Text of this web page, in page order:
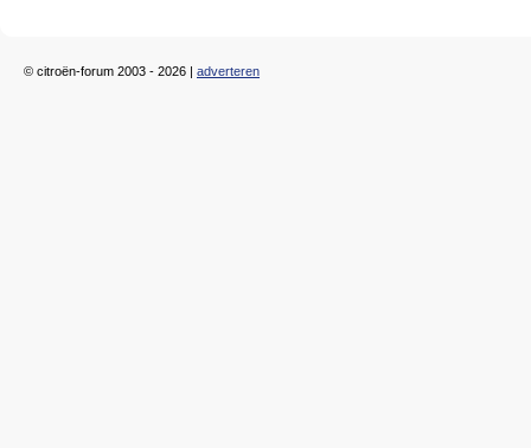
© citroën-forum 2003 - 2026 | adverteren